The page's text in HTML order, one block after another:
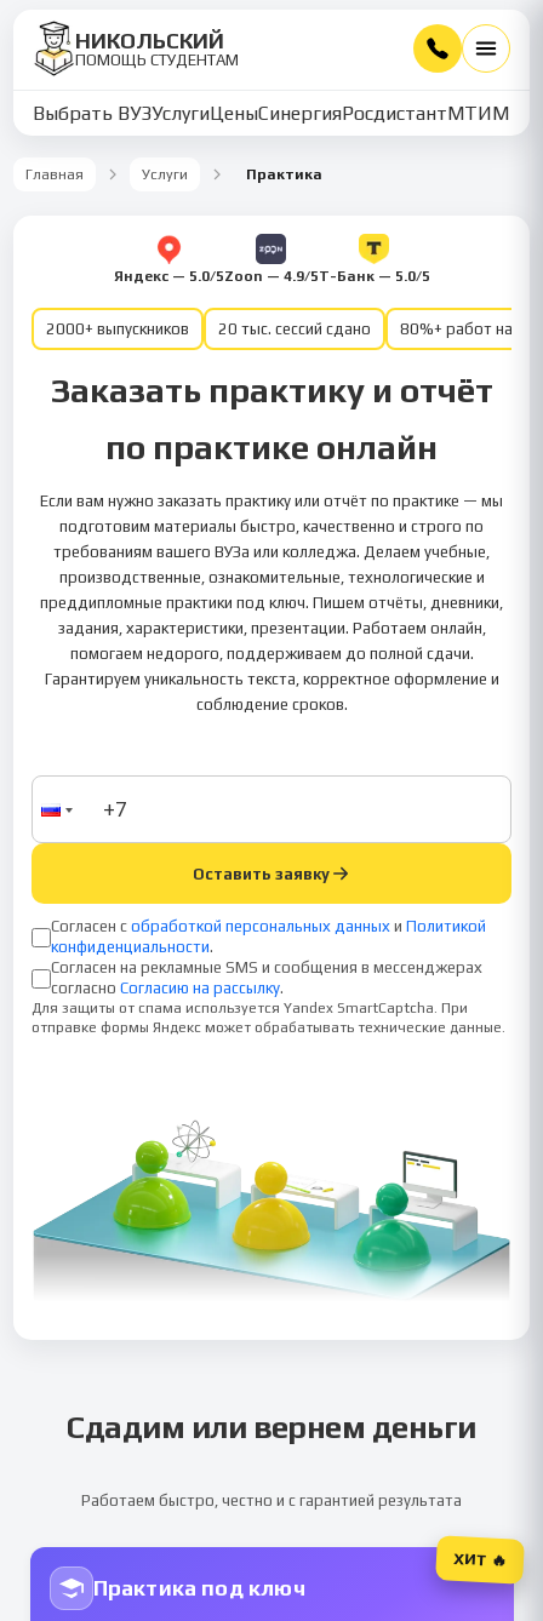
НИКОЛЬСКИЙ
ПОМОЩЬ СТУДЕНТАМ
Выбрать ВУЗУслугиЦеныСинергияРосдистантМТИММУ
Главная Услуги Практика
Яндекс — 5.0/5Zoon — 4.9/5Т-Банк — 5.0/5
2000+ выпускников 20 тыс. сессий сдано 80%+ работ на
Заказать практику и отчёт
по практике онлайн
Если вам нужно заказать практику или отчёт по практике — мы
подготовим материалы быстро, качественно и строго по
требованиям вашего ВУЗа или колледжа. Делаем учебные,
производственные, ознакомительные, технологические и
преддипломные практики под ключ. Пишем отчёты, дневники,
задания, характеристики, презентации. Работаем онлайн,
помогаем недорого, поддерживаем до полной сдачи.
Гарантируем уникальность текста, корректное оформление и
соблюдение сроков.
Оставить заявку
Согласен с обработкой персональных данных и Политикой
конфиденциальности.
Согласен на рекламные SMS и сообщения в мессенджерах
согласно Согласию на рассылку.
Для защиты от спама используется Yandex SmartCaptcha. При
отправке формы Яндекс может обрабатывать технические данные.
Сдадим или вернем деньги
Работаем быстро, честно и с гарантией результата
Практика под ключ
ХИТ 🔥